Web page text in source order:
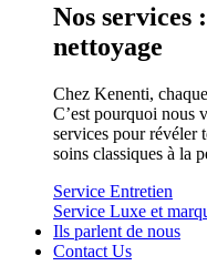
Nos services
nettoyage
Chez Kenenti,
C’est pourquoi nous
services pour révéler
soins classiques à la
Service Entretien
Service Luxe et
Ils parlent de nous
Contact Us